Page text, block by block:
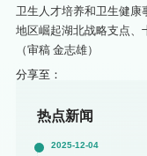
卫生人才培养和卫生健康
地区崛起湖北战略支点、
（审稿 金志雄）
分享至：
热点新闻
2025-12-04